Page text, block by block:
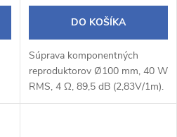
DO KOŠÍKA
Súprava komponentných
reproduktorov Ø100 mm, 40 W
RMS, 4 Ω, 89,5 dB (2,83V/1m).